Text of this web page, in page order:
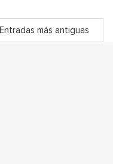
Entradas más antiguas